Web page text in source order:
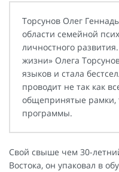
Торсунов Олег
области семейной
личностного
жизни» Олега
языков и стала
проводит не так как
общепринятые рамки,
программы.
Свой свыше чем 30-
Востока, он упаковал в